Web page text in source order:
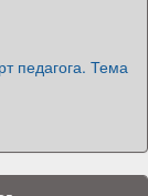
педагога. Тема